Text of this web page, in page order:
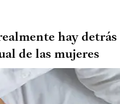
hay detrás
de las mujeres